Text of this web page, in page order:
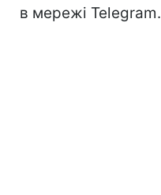
в мережі Telegram.